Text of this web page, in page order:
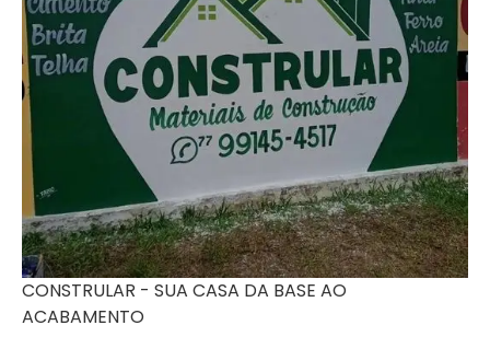
CONSTRULAR - SUA CASA DA BASE AO
ACABAMENTO